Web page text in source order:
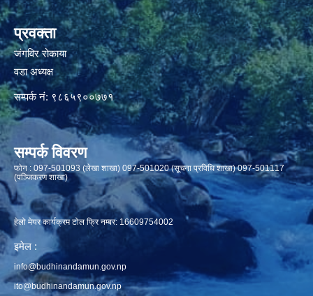
प्रवक्ता
जंगविर रोकाया
वडा अध्यक्ष
सम्पर्क नं: ९८६५९००७७१
सम्पर्क विवरण
फाेन : 097-501093 (लेखा शाखा) 097-501020 (सूचना प्रविधि शाखा) 097-501117
(पञ्जिकरण शाखा)
हेलो मेयर कार्यक्रम टोल फ्रि नम्बर: 16609754002
इमेल :
info@budhinandamun.gov.np
ito@budhinandamun.gov.np